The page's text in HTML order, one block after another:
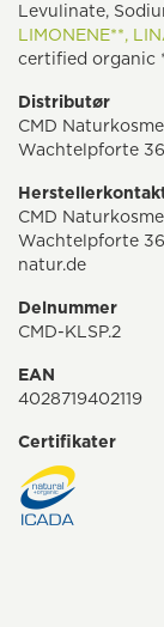
Levulinate,
LIMONENE**,
certified organic
Distributør
CMD
Wachtelpforte
CMD
Wachtelpforte
natur.de
Delnummer
CMD-KLSP.2
EAN
4028719402119
Certifikater